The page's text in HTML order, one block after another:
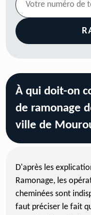
À qui doit-on
de ramonage
ville de
D'après les
Ramonage, les
cheminées sont
faut préciser le fait